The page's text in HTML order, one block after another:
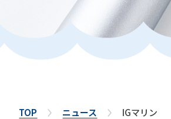
TOP ニュース IGマリン